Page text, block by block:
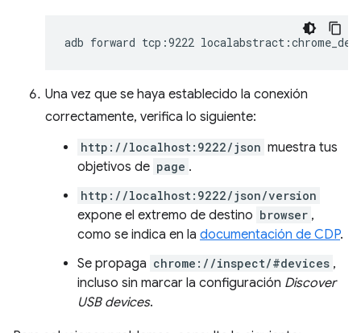
adb forward tcp:9222
Una vez que se haya establecido la conexión
correctamente, verifica lo siguiente:
http://localhost:9222/json muestra tus
objetivos de page .
http://localhost:9222/json/version
expone el extremo de destino browser ,
como se indica en la documentación de CDP.
Se propaga chrome://inspect/#devices ,
incluso sin marcar la configuración Discover
USB devices.